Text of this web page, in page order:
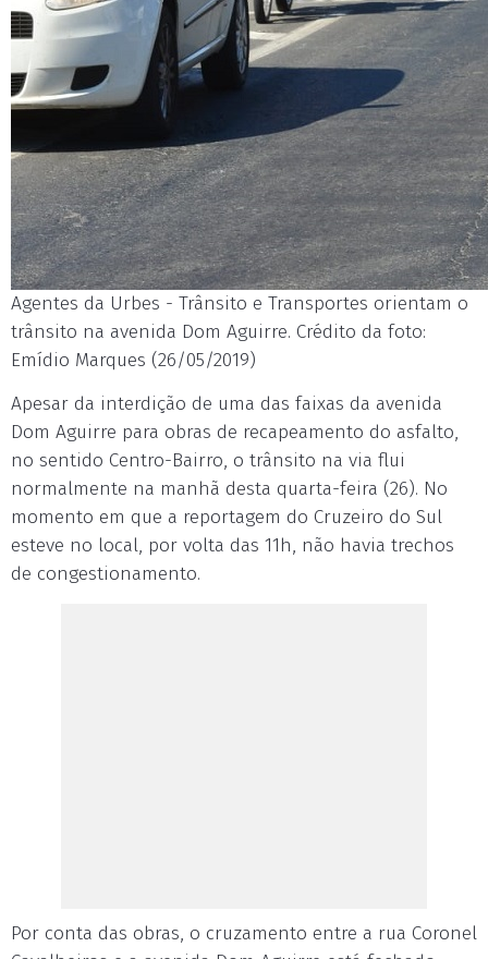
Agentes da Urbes - Trânsito e Transportes orientam o
trânsito na avenida Dom Aguirre. Crédito da foto:
Emídio Marques (26/05/2019)
Apesar da interdição de uma das faixas da avenida
Dom Aguirre para obras de recapeamento do asfalto,
no sentido Centro-Bairro, o trânsito na via flui
normalmente na manhã desta quarta-feira (26). No
momento em que a reportagem do Cruzeiro do Sul
esteve no local, por volta das 11h, não havia trechos
de congestionamento.
Por conta das obras, o cruzamento entre a rua Coronel